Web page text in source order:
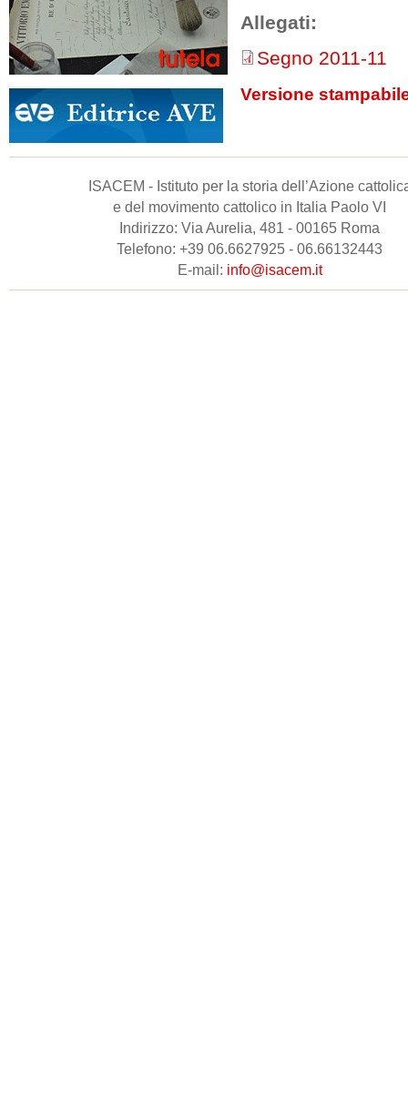
Allegati:
Segno 2011-11
Versione
ISACEM - Istituto per la storia dell’Azione
e del movimento cattolico in Italia Paolo VI
Indirizzo: Via Aurelia, 481 - 00165 Roma
Telefono: +39 06.6627925 - 06.66132443
E-mail: info@isacem.it